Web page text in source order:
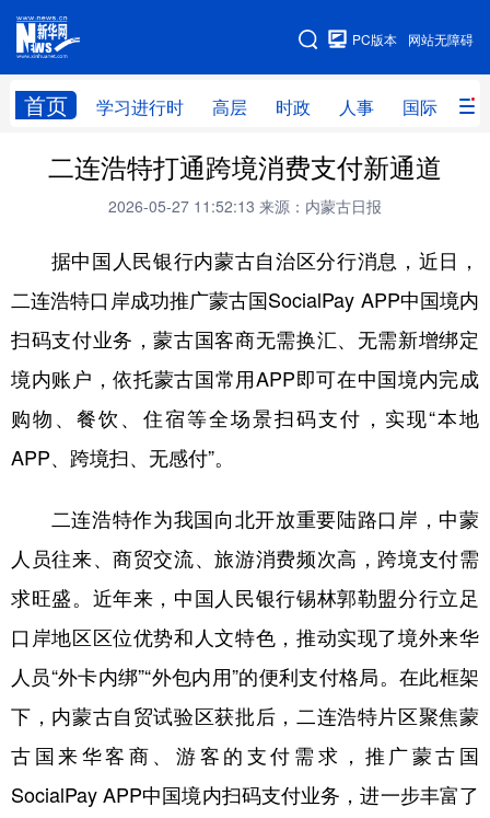
网站无障碍
PC版本
首页 学习进行时 高层 时政 人事 国际 财
网站地图
学习进行时 高层 时政 人事
财经 网评
台湾 思客智库 全球连线 教育
科技 科创 量子 体育
文化 书画 健康 军事
访谈 视频 图片 政务
学术中国 乡村振兴 银龄 溯源中国
彩票 娱乐 时尚 悦读
公益 一带一路 亚太网 上市公司
文化产业
地方频道
二连浩特打通跨境消费支付新通道
2026-05-27 11:52:13 来源：内蒙古日报
据中国人民银行内蒙古自治区分行消息，近日，
二连浩特口岸成功推广蒙古国SocialPay APP中国境内
扫码支付业务，蒙古国客商无需换汇、无需新增绑定
境内账户，依托蒙古国常用APP即可在中国境内完成
购物、餐饮、住宿等全场景扫码支付，实现“本地
APP、跨境扫、无感付”。
二连浩特作为我国向北开放重要陆路口岸，中蒙
人员往来、商贸交流、旅游消费频次高，跨境支付需
求旺盛。近年来，中国人民银行锡林郭勒盟分行立足
口岸地区区位优势和人文特色，推动实现了境外来华
人员“外卡内绑”“外包内用”的便利支付格局。在此框架
下，内蒙古自贸试验区获批后，二连浩特片区聚焦蒙
古国来华客商、游客的支付需求，推广蒙古国
SocialPay APP中国境内扫码支付业务，进一步丰富了